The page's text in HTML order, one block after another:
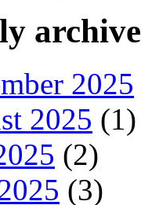
archive
2025
2025 (1)
(2)
(3)